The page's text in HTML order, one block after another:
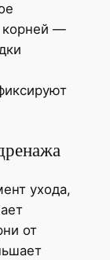
корней —
ухода,
от